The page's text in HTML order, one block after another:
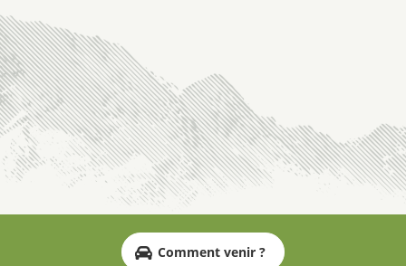
Comment venir ?